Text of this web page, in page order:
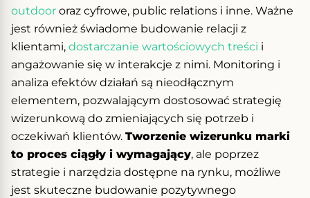
outdoor oraz cyfrowe, public relations i inne. Ważne
jest również świadome budowanie relacji z
klientami, dostarczanie wartościowych treści i
angażowanie się w interakcje z nimi. Monitoring i
analiza efektów działań są nieodłącznym
elementem, pozwalającym dostosować strategię
wizerunkową do zmieniających się potrzeb i
oczekiwań klientów. Tworzenie wizerunku marki
to proces ciągły i wymagający, ale poprzez
strategie i narzędzia dostępne na rynku, możliwe
jest skuteczne budowanie pozytywnego